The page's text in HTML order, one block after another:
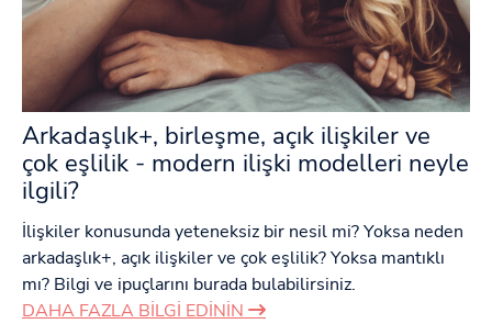
Arkadaşlık+, birleşme, açık ilişkiler ve
çok eşlilik - modern ilişki modelleri neyle
ilgili?
İlişkiler konusunda yeteneksiz bir nesil mi? Yoksa neden
arkadaşlık+, açık ilişkiler ve çok eşlilik? Yoksa mantıklı
mı? Bilgi ve ipuçlarını burada bulabilirsiniz.
DAHA FAZLA BILGI EDININ